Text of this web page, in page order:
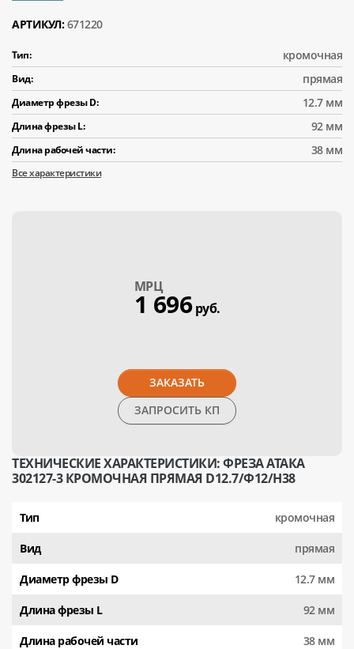
АРТИКУЛ: 671220
Тип: кромочная
Вид: прямая
Диаметр фрезы D: 12.7 мм
Длина фрезы L: 92 мм
Длина рабочей части: 38 мм
Все характеристики
МPЦ
1 696руб.
ЗАКАЗАТЬ
ЗАПРОСИТЬ КП
ТЕХНИЧЕСКИЕ ХАРАКТЕРИСТИКИ: ФРЕЗА АТАКА
302127-3 КРОМОЧНАЯ ПРЯМАЯ D12.7/Ф12/H38
Тип кромочная
Вид прямая
Диаметр фрезы D 12.7 мм
Длина фрезы L 92 мм
Длина рабочей части 38 мм